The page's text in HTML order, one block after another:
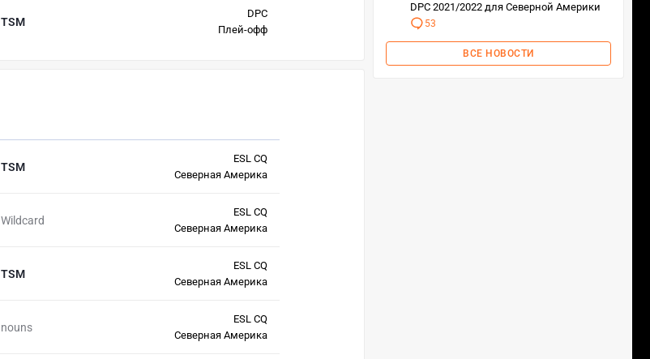
TSM
DPC
Плей-офф
TSM
ESL CQ
Северная Америка
Wildcard
ESL CQ
Северная Америка
TSM
ESL CQ
Северная Америка
nouns
ESL CQ
Северная Америка
DPC 2021/2022 для Северной Америки
53
ВСЕ НОВОСТИ